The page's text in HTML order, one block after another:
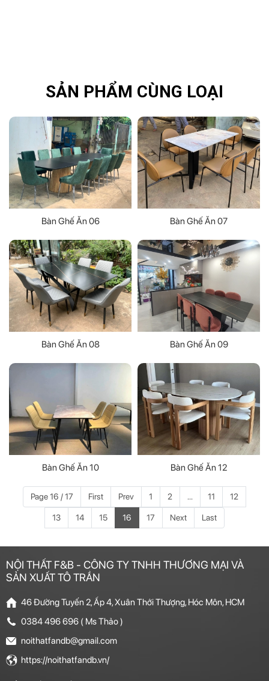
SẢN PHẨM CÙNG LOẠI
Bàn Ghế Ăn 06 Bàn Ghế Ăn 07
Bàn Ghế Ăn 08 Bàn Ghế Ăn 09
Bàn Ghế Ăn 10 Bàn Ghế Ăn 12
Page 16 / 17 First Prev 1 2 ... 11 12
13 14 15 16 17 Next Last
NỘI THẤT F&B - CÔNG TY TNHH THƯƠNG MẠI VÀ
SẢN XUẤT TÔ TRẦN
46 Đường Tuyến 2, Ấp 4, Xuân Thới Thượng, Hóc Môn, HCM
0384 496 696 ( Ms Thảo )
noithatfandb@gmail.com
https://noithatfandb.vn/